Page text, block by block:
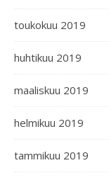
toukokuu 2019
huhtikuu 2019
maaliskuu 2019
helmikuu 2019
tammikuu 2019